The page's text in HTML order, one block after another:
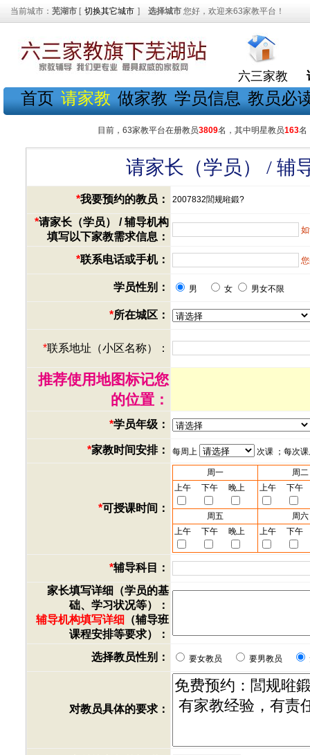
当前城市： 芜湖市 [ 切换其它城市 ] 选择城市 您好，欢迎来63家教平台！
六三家教
首页 请家教 做家教 学员信息 教员必
目前，63家教平台在册教员3809名，其中明星教员163名
请家长（学员） / 辅
*我要预约的教员： 2007832閭规暀鍛?
*请家长（学员） / 辅导机构
填写以下家教需求信息：
*联系电话或手机：
学员性别： 男 女 男女不限
*所在城区：
*联系地址（小区名称）：
推荐使用地图标记您
的位置：
*学员年级：
*家教时间安排： 每周上 次课 ；每次
*可授课时间：
周一
周二
上午
下午 晚上 上午 下午
周五
周六
上午
下午 晚上 上午 下午
*辅导科目：
家长填写详细（学员的基
础、学习状况等）：
辅导机构填写详细 （辅导班
课程安排等要求）：
选择教员性别：
要女教员 要男教员
对教员具体的要求：